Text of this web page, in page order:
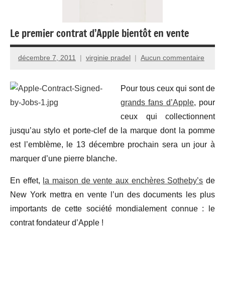
Le premier contrat d’Apple bientôt en vente
décembre 7, 2011 virginie pradel Aucun commentaire
Pour tous ceux qui sont de
grands fans d’Apple, pour
ceux qui collectionnent
jusqu’au stylo et porte-clef de la marque dont la pomme
est l’emblème, le 13 décembre prochain sera un jour à
marquer d’une pierre blanche.
En effet, la maison de vente aux enchères Sotheby’s de
New York mettra en vente l’un des documents les plus
importants de cette société mondialement connue : le
contrat fondateur d’Apple !